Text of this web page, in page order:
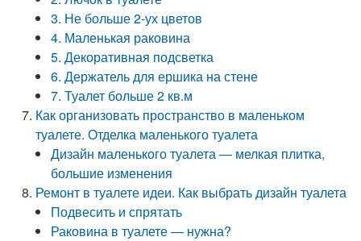
3. Не больше 2-ух цветов
4. Маленькая раковина
5. Декоративная подсветка
6. Держатель для ершика на стене
7. Туалет больше 2 кв.м
Как организовать пространство в маленьком
туалете. Отделка маленького туалета
Дизайн маленького туалета — мелкая плитка,
большие изменения
Ремонт в туалете идеи. Как выбрать дизайн туалета
Подвесить и спрятать
Раковина в туалете — нужна?